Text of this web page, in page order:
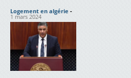
Logement en algérie -
1 mars 2024